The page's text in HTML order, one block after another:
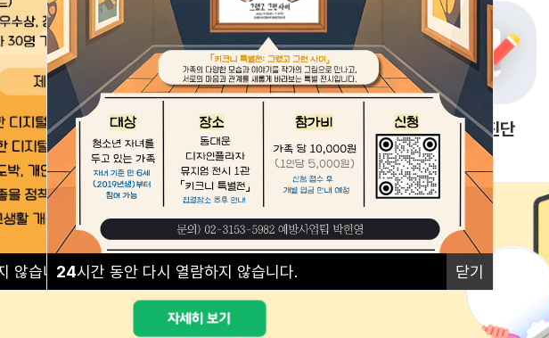
않습니다. 닫기
24시간 동안 다시 열람하지 않습니다. 닫기
예방교육 안내 프로그램 안내 자가진단